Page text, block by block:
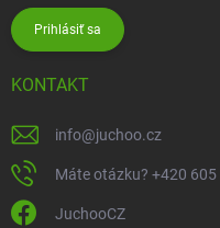
Prihlásiť sa
KONTAKT
info@juchoo.cz
Máte otázku? +420
JuchooCZ